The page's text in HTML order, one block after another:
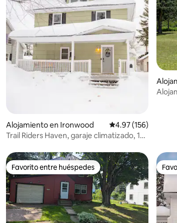
4.91 de 5, 172 reseñas
Alojamiento en Ironwood Calificación
4.97 (156)
Trail Riders Haven, garaje climatizado, 1
Favorito entre huéspedes
Favorito entre huéspedes